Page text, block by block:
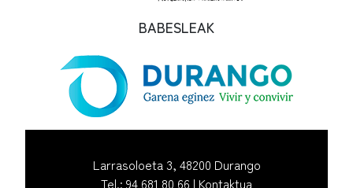
BABESLEAK
Larrasoloeta 3, 48200 Durango
Tel.: 94 681 80 66 | Kontaktua